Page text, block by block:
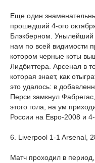
Еще один
прошедший 4-ого
Блэкберном.
нам по всей видимости
котором черные коты
Лидбиттера. Арсенал в
которая знает, как
это удалось: в
Перси замкнул
этого гола, на ум
России на Евро-2008 и
6. Liverpool 1-1 Arsenal,
Матч проходил в